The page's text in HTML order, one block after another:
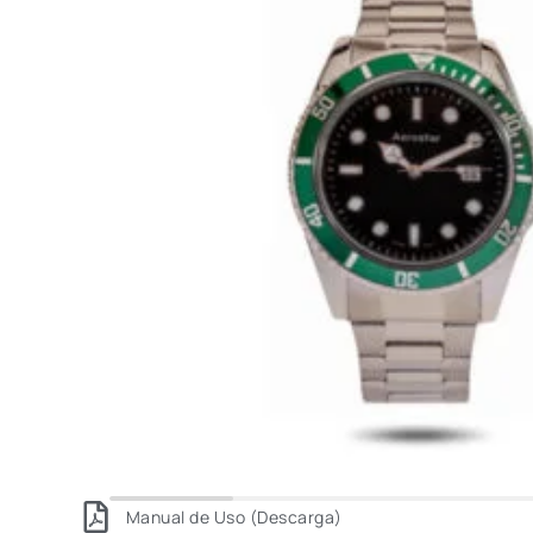
Manual de Uso (Descarga)